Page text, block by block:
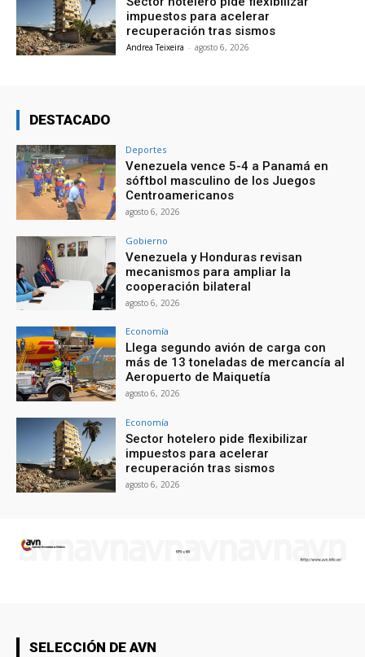
impuestos para acelerar
recuperación tras sismos
Andrea Teixeira - agosto 6, 2026
DESTACADO
Deportes
Venezuela vence 5-4 a Panamá en
sóftbol masculino de los Juegos
Centroamericanos
agosto 6, 2026
Gobierno
Venezuela y Honduras revisan
mecanismos para ampliar la
cooperación bilateral
agosto 6, 2026
Economía
Llega segundo avión de carga con
más de 13 toneladas de mercancía al
Aeropuerto de Maiquetía
agosto 6, 2026
Economía
Sector hotelero pide flexibilizar
impuestos para acelerar
recuperación tras sismos
agosto 6, 2026
SELECCIÓN DE AVN